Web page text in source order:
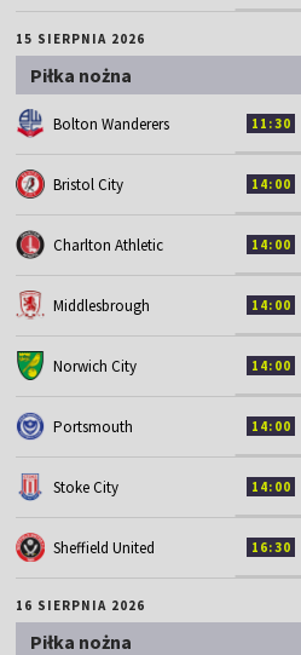
15 SIERPNIA 2026
Piłka nożna
Bolton Wanderers 11:30
Bristol City 14:00
Charlton Athletic 14:00
Middlesbrough 14:00
Norwich City 14:00
Portsmouth 14:00
Stoke City 14:00
Sheffield United 16:30
16 SIERPNIA 2026
Piłka nożna